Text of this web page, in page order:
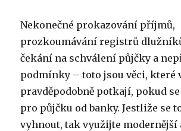
Nekonečné prokazování příjmů,
prozkoumávání registrů
čekání na schválení půjčky a
podmínky – toto jsou věci, které
pravděpodobně potkají, pokud
pro půjčku od banky. Jestliže se
vyhnout, tak využijte modernější